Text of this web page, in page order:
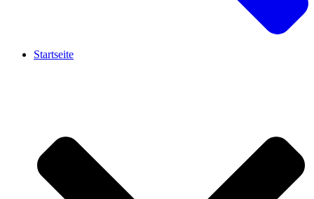
Startseite